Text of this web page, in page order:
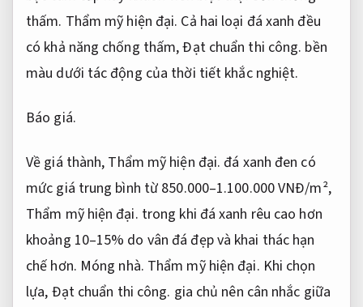
thấm. Thẩm mỹ hiện đại. Cả hai loại đá xanh đều
có khả năng chống thấm,Đạt chuẩn thi công. bền
màu dưới tác động của thời tiết khắc nghiệt.
Báo giá.
Về giá thành, Thẩm mỹ hiện đại. đá xanh đen có
mức giá trung bình từ 850.000–1.100.000 VNĐ/m²,
Thẩm mỹ hiện đại. trong khi đá xanh rêu cao hơn
khoảng 10–15% do vân đá đẹp và khai thác hạn
chế hơn. Móng nhà. Thẩm mỹ hiện đại. Khi chọn
lựa, Đạt chuẩn thi công. gia chủ nên cân nhắc giữa